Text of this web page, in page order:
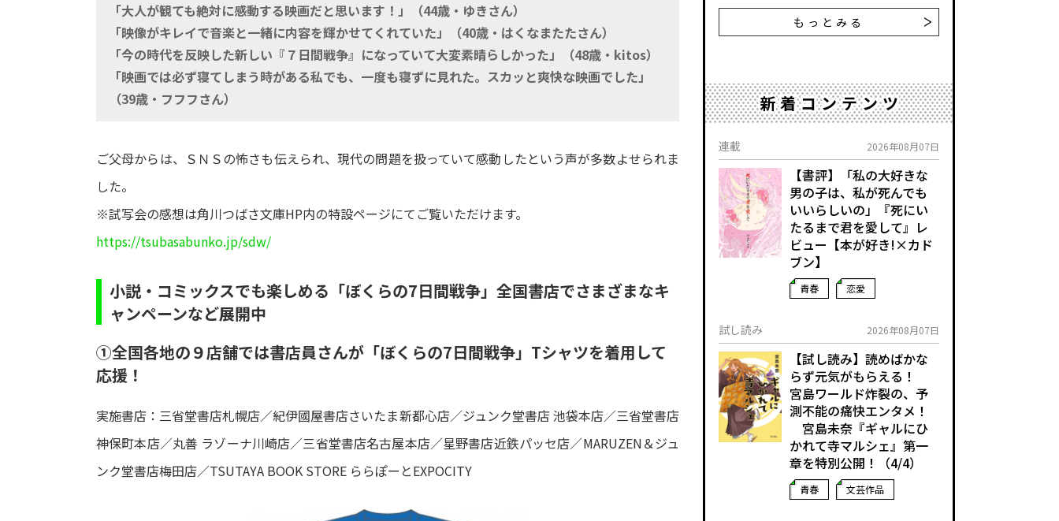
「大人が観ても絶対に感動する映画だと思います！」（44歳・ゆきさん）
「映像がキレイで音楽と一緒に内容を輝かせてくれていた」（40歳・はくなまたたさん）
「今の時代を反映した新しい『７日間戦争』になっていて大変素晴らしかった」（48歳・kitos）
「映画では必ず寝てしまう時がある私でも、一度も寝ずに見れた。スカッと爽快な映画でした」
（39歳・フフフさん）
ご父母からは、ＳＮＳの怖さも伝えられ、現代の問題を扱っていて感動したという声が多数よせられま
した。
※試写会の感想は角川つばさ文庫HP内の特設ページにてご覧いただけます。
https://tsubasabunko.jp/sdw/
小説・コミックスでも楽しめる「ぼくらの7日間戦争」全国書店でさまざまなキ
ャンペーンなど展開中
①全国各地の９店舗では書店員さんが「ぼくらの7日間戦争」Tシャツを着用して
応援！
実施書店：三省堂書店札幌店／紀伊國屋書店さいたま新都心店／ジュンク堂書店 池袋本店／三省堂書店
神保町本店／丸善 ラゾーナ川崎店／三省堂書店名古屋本店／星野書店近鉄パッセ店／MARUZEN＆ジュ
ンク堂書店梅田店／TSUTAYA BOOK STORE ららぽーとEXPOCITY
もっとみる
新着コンテンツ
連載 2026年08月07日
【書評】「私の大好きな
男の子は、私が死んでも
いいらしいの」――『死にい
たるまで君を愛して』レ
ビュー【本が好き!×カド
ブン】
青春 恋愛
試し読み 2026年08月07日
【試し読み】読めばかな
らず元気がもらえる！
宮島ワールド炸裂の、予
測不能の痛快エンタメ！
宮島未奈『ギャルにひ
かれて寺マルシェ』第一
章を特別公開！（4/4）
青春 文芸作品